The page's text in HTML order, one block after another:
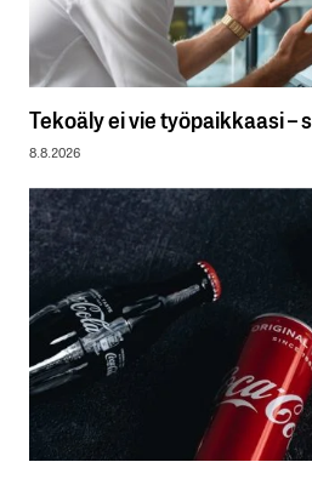
Tekoäly ei vie työpaikkaasi –
8.8.2026